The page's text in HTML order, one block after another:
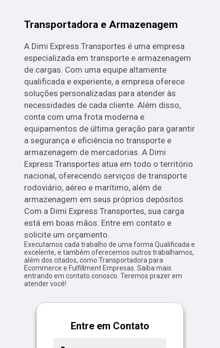
Transportadora e Armazenagem
A Dimi Express Transportes é uma empresa
especializada em transporte e armazenagem
de cargas. Com uma equipe altamente
qualificada e experiente, a empresa oferece
soluções personalizadas para atender às
necessidades de cada cliente. Além disso,
conta com uma frota moderna e
equipamentos de última geração para garantir
a segurança e eficiência no transporte e
armazenagem de mercadorias. A Dimi
Express Transportes atua em todo o território
nacional, oferecendo serviços de transporte
rodoviário, aéreo e marítimo, além de
armazenagem em seus próprios depósitos.
Com a Dimi Express Transportes, sua carga
está em boas mãos. Entre em contato e
solicite um orçamento.
Executamos cada trabalho de uma forma Qualificada e
excelente, e também oferecemos outros trabalhamos,
além dos citados, como Transportadora para
Ecommerce e Fulfillment Empresas. Saiba mais
entrando em contato conosco. Teremos prazer em
atender você!
Entre em Contato